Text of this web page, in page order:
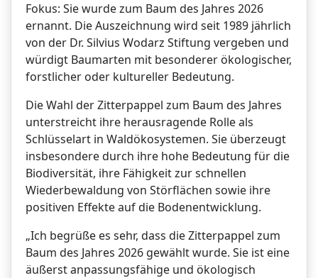
Fokus: Sie wurde zum Baum des Jahres 2026
ernannt. Die Auszeichnung wird seit 1989 jährlich
von der Dr. Silvius Wodarz Stiftung vergeben und
würdigt Baumarten mit besonderer ökologischer,
forstlicher oder kultureller Bedeutung.
Die Wahl der Zitterpappel zum Baum des Jahres
unterstreicht ihre herausragende Rolle als
Schlüsselart in Waldökosystemen. Sie überzeugt
insbesondere durch ihre hohe Bedeutung für die
Biodiversität, ihre Fähigkeit zur schnellen
Wiederbewaldung von Störflächen sowie ihre
positiven Effekte auf die Bodenentwicklung.
„Ich begrüße es sehr, dass die Zitterpappel zum
Baum des Jahres 2026 gewählt wurde. Sie ist eine
äußerst anpassungsfähige und ökologisch